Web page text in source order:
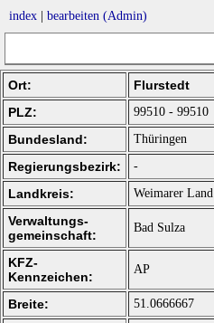
index bearbeiten (Admin)
Ort:
Flurstedt
PLZ:
99510 - 99510
Bundesland: Thüringen
Regierungsbezirk: -
Landkreis: Weimarer Land
Verwaltungs-
gemeinschaft:
Bad Sulza
KFZ-
Kennzeichen:
AP
Breite: 51.0666667